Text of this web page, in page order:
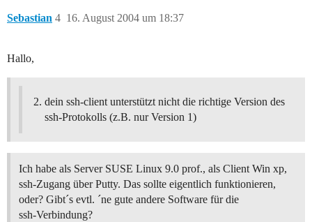
Sebastian 16. August 2004 um 18:37
4
Hallo,
dein ssh-client unterstützt nicht die richtige Version des
ssh-Protokolls (z.B. nur Version 1)
Ich habe als Server SUSE Linux 9.0 prof., als Client Win xp,
ssh-Zugang über Putty. Das sollte eigentlich funktionieren,
oder? Gibt´s evtl. ´ne gute andere Software für die
ssh-Verbindung?